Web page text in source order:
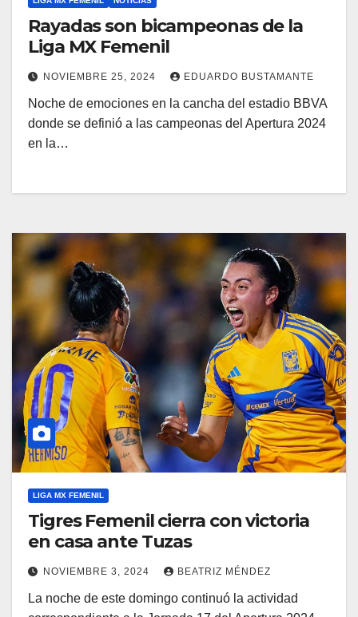
Rayadas son bicampeonas de la
Liga MX Femenil
NOVIEMBRE 25, 2024 EDUARDO BUSTAMANTE
Noche de emociones en la cancha del estadio BBVA
donde se definió a las campeonas del Apertura 2024
en la…
LIGA MX FEMENIL
Tigres Femenil cierra con victoria
en casa ante Tuzas
NOVIEMBRE 3, 2024 BEATRIZ MÉNDEZ
La noche de este domingo continuó la actividad